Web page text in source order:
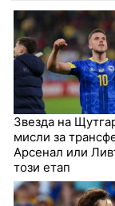
Звезда на
мисли за
Арсенал или
този етап